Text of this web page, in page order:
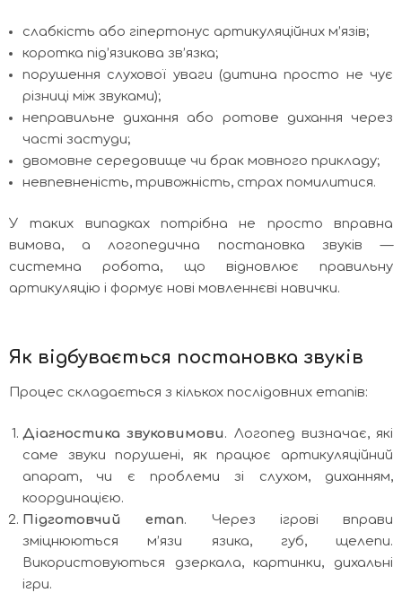
слабкість або гіпертонус артикуляційних м’язів;
коротка під’язикова зв’язка;
порушення слухової уваги (дитина просто не чує
різниці між звуками);
неправильне дихання або ротове дихання через
часті застуди;
двомовне середовище чи брак мовного прикладу;
невпевненість, тривожність, страх помилитися.
У таких випадках потрібна не просто вправна
вимова, а логопедична постановка звуків —
системна робота, що відновлює правильну
артикуляцію і формує нові мовленнєві навички.
Як відбувається постановка звуків
Процес складається з кількох послідовних етапів:
Діагностика звуковимови. Логопед визначає, які
саме звуки порушені, як працює артикуляційний
апарат, чи є проблеми зі слухом, диханням,
координацією.
Підготовчий етап. Через ігрові вправи
зміцнюються м’язи язика, губ, щелепи.
Використовуються дзеркала, картинки, дихальні
ігри.